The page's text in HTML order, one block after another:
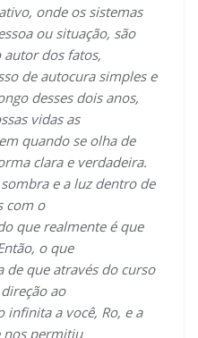
onde os sistemas
ou situação, são
autor dos fatos,
de autocura simples e
desses dois anos,
vidas as
quando se olha de
clara e verdadeira.
e a luz dentro de
com o
que realmente é que
o que
que através do curso
ao
infinita a você, Ro, e a
nos permitiu